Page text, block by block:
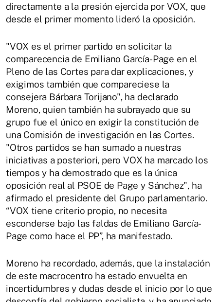
directamente a la presión ejercida por VOX, que
desde el primer momento lideró la oposición.
"VOX es el primer partido en solicitar la
comparecencia de Emiliano García-Page en el
Pleno de las Cortes para dar explicaciones, y
exigimos también que compareciese la
consejera Bárbara Torijano", ha declarado
Moreno, quien también ha subrayado que su
grupo fue el único en exigir la constitución de
una Comisión de investigación en las Cortes.
"Otros partidos se han sumado a nuestras
iniciativas a posteriori, pero VOX ha marcado los
tiempos y ha demostrado que es la única
oposición real al PSOE de Page y Sánchez", ha
afirmado el presidente del Grupo parlamentario.
“VOX tiene criterio propio, no necesita
esconderse bajo las faldas de Emiliano García-
Page como hace el PP”, ha manifestado.
Moreno ha recordado, además, que la instalación
de este macrocentro ha estado envuelta en
incertidumbres y dudas desde el inicio por lo que